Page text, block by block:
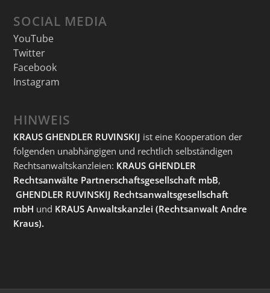
SOCIAL MEDIA
YouTube
Twitter
Facebook
Instagram
HINWEIS
KRAUS GHENDLER RUVINSKIJ ist eine Kooperation der
folgenden unabhängigen und rechtlich selbständigen
Rechtsanwaltskanzleien: KRAUS GHENDLER
Rechtsanwälte Partnerschaftsgesellschaft mbB,
GHENDLER RUVINSKIJ Rechtsanwaltsgesellschaft
mbH und KRAUS Anwaltskanzlei (Rechtsanwalt Andre
Kraus).